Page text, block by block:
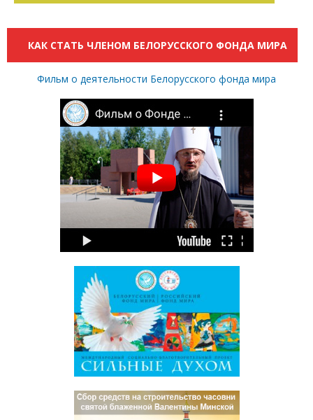
КАК СТАТЬ ЧЛЕНОМ БЕЛОРУССКОГО ФОНДА МИРА
Фильм о деятельности Белорусского фонда мира